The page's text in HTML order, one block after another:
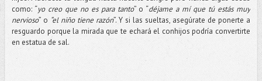
como: “yo creo que no es para tanto” o “déjame a mí que tú estás muy
nervioso” o “el niño tiene razón”. Y si las sueltas, asegúrate de ponerte a
resguardo porque la mirada que te echará el conhijos podría convertirte
en estatua de sal.